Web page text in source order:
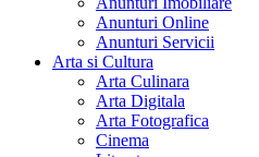
Anunturi Online
Anunturi Servicii
Arta si Cultura
Arta Culinara
Arta Digitala
Arta Fotografica
Cinema